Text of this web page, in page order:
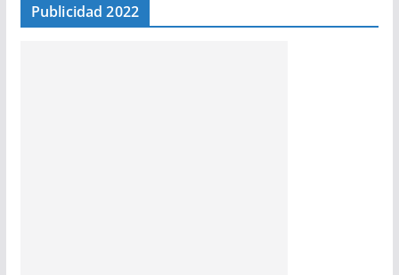
Publicidad 2022